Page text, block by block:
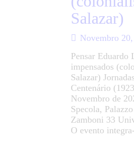
Salazar)
Novembro
Pensar Eduardo
impensados
Salazar)
Centenário
Novembro de
Specola,
Zamboni 33
O evento